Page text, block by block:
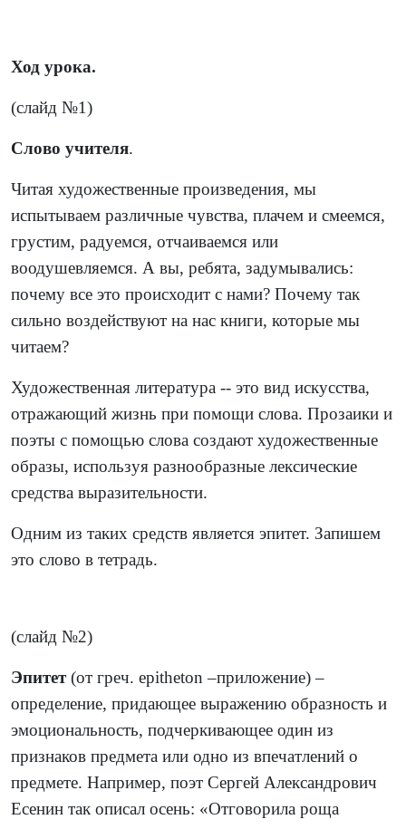
Ход урока.
(слайд №1)
Слово учителя.
Читая художественные произведения, мы
испытываем различные чувства, плачем и смеемся,
грустим, радуемся, отчаиваемся или
воодушевляемся. А вы, ребята, задумывались:
почему все это происходит с нами? Почему так
сильно воздействуют на нас книги, которые мы
читаем?
Художественная литература -- это вид искусства,
отражающий жизнь при помощи слова. Прозаики и
поэты с помощью слова создают художественные
образы, используя разнообразные лексические
средства выразительности.
Одним из таких средств является эпитет. Запишем
это слово в тетрадь.
(слайд №2)
Эпитет (от греч. epitheton –приложение) –
определение, придающее выражению образность и
эмоциональность, подчеркивающее один из
признаков предмета или одно из впечатлений о
предмете. Например, поэт Сергей Александрович
Есенин так описал осень: «Отговорила роща